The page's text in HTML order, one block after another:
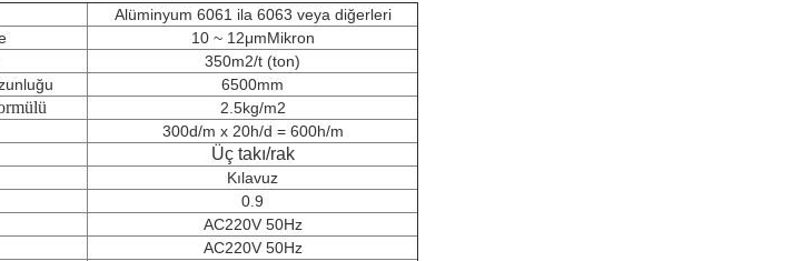
Alüminyum 6061 ila 6063 veya diğerleri
10 ~ 12μmMikron
350m2/t (ton)
6500mm
2.5kg/m2
300d/m x 20h/d = 600h/m
Üç takı/rak
Kılavuz
0.9
AC220V 50Hz
AC220V 50Hz